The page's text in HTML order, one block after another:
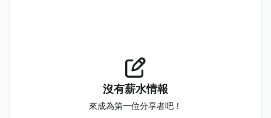
沒有薪水情報
來成為第一位分享者吧！